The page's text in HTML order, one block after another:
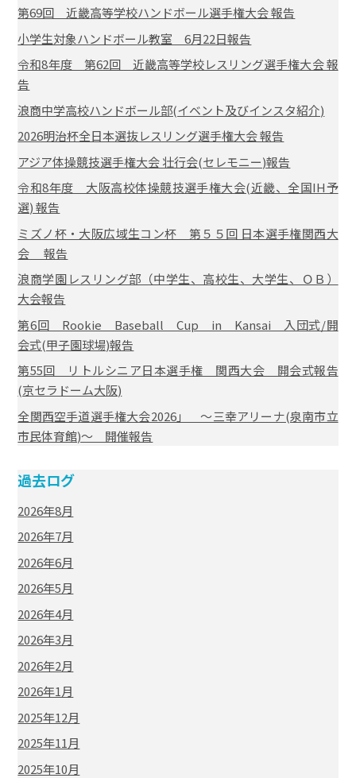
第69回 近畿高等学校ハンドボール選手権大会 報告
小学生対象ハンドボール教室 6月22日報告
令和8年度 第62回 近畿高等学校レスリング選手権大会 報
告
浪商中学高校ハンドボール部(イベント及びインスタ紹介)
2026明治杯全日本選抜レスリング選手権大会 報告
アジア体操競技選手権大会 壮行会(セレモニー)報告
令和8年度 大阪高校体操競技選手権大会(近畿、全国IH予
選) 報告
ミズノ杯・大阪広域生コン杯 第５５回 日本選手権関西大
会 報告
浪商学園レスリング部（中学生、高校生、大学生、ＯＢ）
大会報告
第6回 Rookie Baseball Cup in Kansai 入団式/開
会式(甲子園球場)報告
第55回 リトルシニア日本選手権 関西大会 開会式報告
(京セラドーム大阪)
全関西空手道選手権大会2026」 ～三幸アリーナ(泉南市立
市民体育館)～ 開催報告
過去ログ
2026年8月
2026年7月
2026年6月
2026年5月
2026年4月
2026年3月
2026年2月
2026年1月
2025年12月
2025年11月
2025年10月